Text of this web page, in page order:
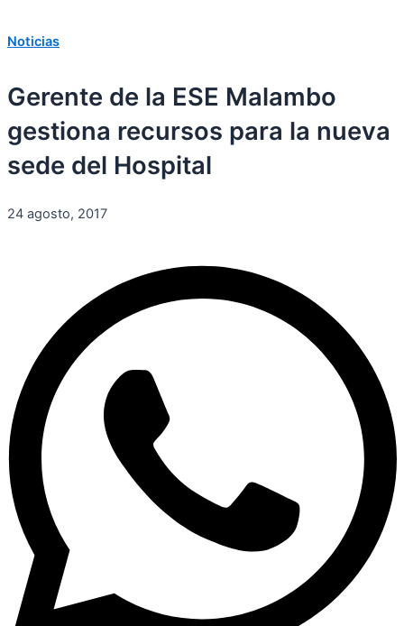
Noticias
Gerente de la ESE Malambo
gestiona recursos para la nueva
sede del Hospital
24 agosto, 2017